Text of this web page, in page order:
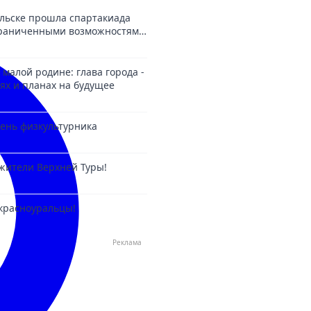
прошла спартакиада
возможностями
родине: глава города -
и планах на будущее
физкультурника
Верхней Туры!
Реклама